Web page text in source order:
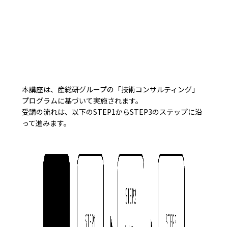
本講座は、産総研グループの「技術コンサルティング」
プログラムに基づいて実施されます。
受講の流れは、以下のSTEP1からSTEP3のステップに沿
って進みます。